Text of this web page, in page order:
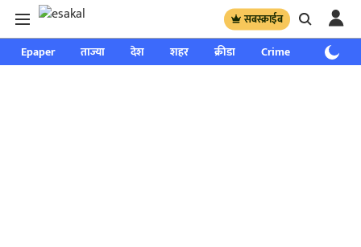
सबस्क्राईब
Epaper ताज्या देश शहर क्रीडा Crime साप्ताहिक